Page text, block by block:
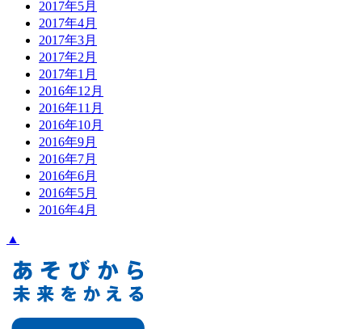
2017年5月
2017年4月
2017年3月
2017年2月
2017年1月
2016年12月
2016年11月
2016年10月
2016年9月
2016年7月
2016年6月
2016年5月
2016年4月
▲